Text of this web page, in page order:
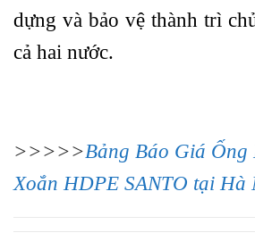
dựng và bảo vệ thành trì
cả hai nước.
>>>>>Bảng Báo Giá Ống
Xoắn HDPE SANTO tại Hà